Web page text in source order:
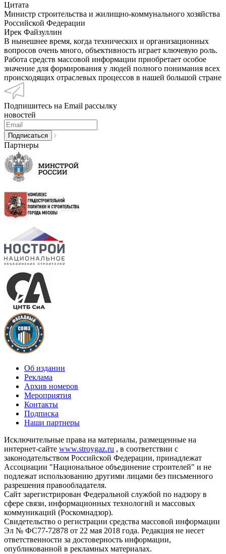
Цитата
Министр строительства и жилищно-коммунального хозяйства
Российской Федерации
Ирек Файзуллин
В нынешнее время, когда технических и организационных
вопросов очень много, объективность играет ключевую роль.
Работа средств массовой информации приобретает особое
значение для формирования у людей полного понимания всех
происходящих отраслевых процессов в нашей большой стране
Подпишитесь на Email рассылку
новостей
Партнеры
Об издании
Реклама
Архив номеров
Мероприятия
Контакты
Подписка
Наши партнеры
Исключительные права на материалы, размещенные на
интернет-сайте www.stroygaz.ru , в соответствии с
законодательством Российской Федерации, принадлежат
Ассоциации "Национальное объединение строителей" и не
подлежат использованию другими лицами без письменного
разрешения правообладателя.
Сайт зарегистрирован Федеральной службой по надзору в
сфере связи, информационных технологий и массовых
коммуникаций (Роскомнадзор).
Свидетельство о регистрации средства массовой информации
Эл № ФС77-72878 от 22 мая 2018 года. Редакция не несет
ответственности за достоверность информации,
опубликованной в рекламных материалах.